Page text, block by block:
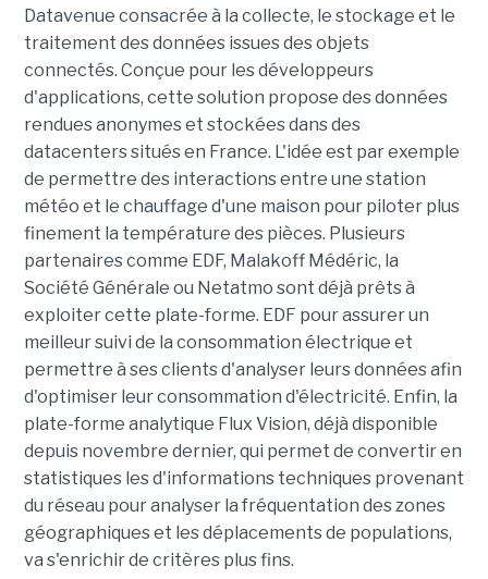
Datavenue consacrée à la collecte, le stockage et le
traitement des données issues des objets
connectés. Conçue pour les développeurs
d'applications, cette solution propose des données
rendues anonymes et stockées dans des
datacenters situés en France. L'idée est par exemple
de permettre des interactions entre une station
météo et le chauffage d'une maison pour piloter plus
finement la température des pièces. Plusieurs
partenaires comme EDF, Malakoff Médéric, la
Société Générale ou Netatmo sont déjà prêts à
exploiter cette plate-forme. EDF pour assurer un
meilleur suivi de la consommation électrique et
permettre à ses clients d'analyser leurs données afin
d'optimiser leur consommation d'électricité. Enfin, la
plate-forme analytique Flux Vision, déjà disponible
depuis novembre dernier, qui permet de convertir en
statistiques les d'informations techniques provenant
du réseau pour analyser la fréquentation des zones
géographiques et les déplacements de populations,
va s'enrichir de critères plus fins.